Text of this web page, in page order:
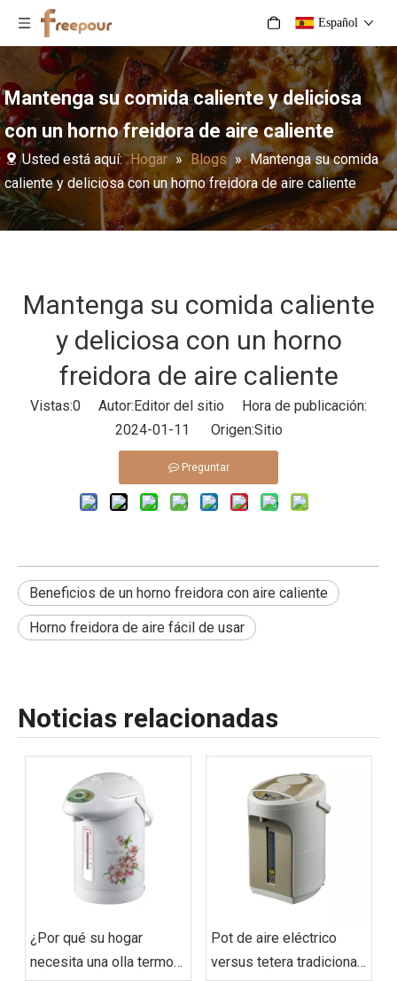
Español
Mantenga su comida caliente y deliciosa
con un horno freidora de aire caliente
Usted está aquí: Hogar » Blogs » Mantenga su comida
caliente y deliciosa con un horno freidora de aire caliente
Mantenga su comida caliente
y deliciosa con un horno
freidora de aire caliente
Vistas:0 Autor:Editor del sitio Hora de publicación:
2024-01-11 Origen:Sitio
Preguntar
Beneficios de un horno freidora con aire caliente
Horno freidora de aire fácil de usar
Noticias relacionadas
¿Por qué su hogar
necesita una olla termo
Pot de aire eléctrico
versus tetera tradicional: